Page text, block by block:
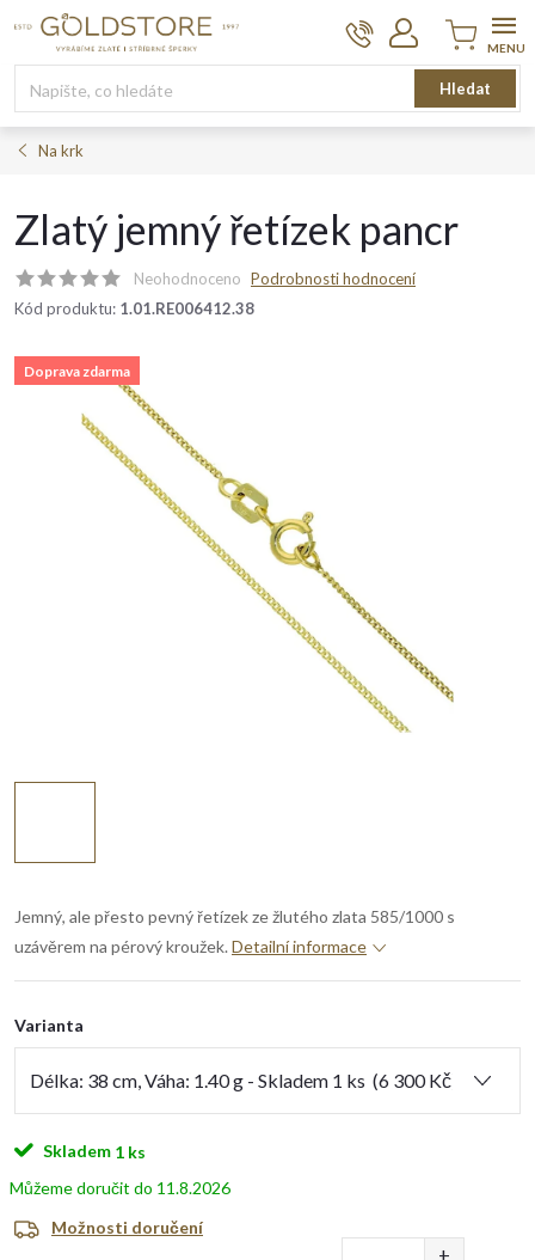
Hledat
Nákupní
košík
Na krk
Zlatý jemný řetízek pancr
Neohodnoceno Podrobnosti hodnocení
Kód produktu: 1.01.RE006412.38
Doprava zdarma
Jemný, ale přesto pevný řetízek ze žlutého zlata 585/1000 s
uzávěrem na pérový kroužek. Detailní informace
Varianta
Skladem 1 ks
11.8.2026
Možnosti doručení